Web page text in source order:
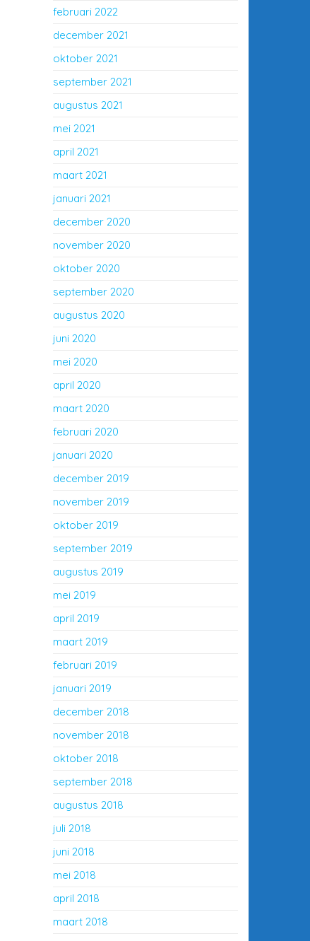
februari 2022
december 2021
oktober 2021
september 2021
augustus 2021
mei 2021
april 2021
maart 2021
januari 2021
december 2020
november 2020
oktober 2020
september 2020
augustus 2020
juni 2020
mei 2020
april 2020
maart 2020
februari 2020
januari 2020
december 2019
november 2019
oktober 2019
september 2019
augustus 2019
mei 2019
april 2019
maart 2019
februari 2019
januari 2019
december 2018
november 2018
oktober 2018
september 2018
augustus 2018
juli 2018
juni 2018
mei 2018
april 2018
maart 2018